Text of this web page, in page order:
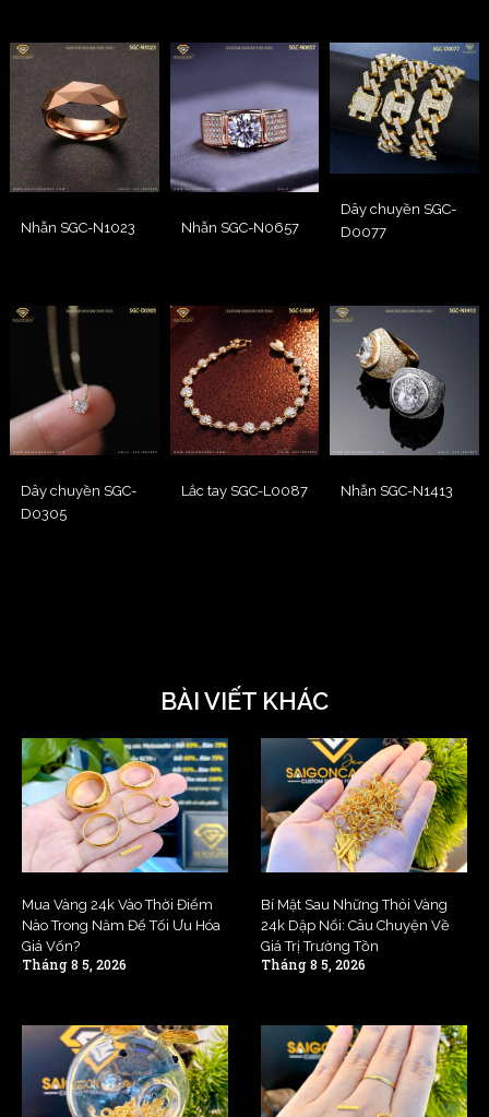
Nhẫn SGC-N1023 Nhẫn SGC-N0657
Dây chuyền SGC-
D0077
Dây chuyền SGC-
D0305
Lắc tay SGC-L0087 Nhẫn SGC-N1413
BÀI VIẾT KHÁC
Mua Vàng 24k Vào Thời Điểm
Nào Trong Năm Để Tối Ưu Hóa
Giá Vốn?
Tháng 8 5, 2026
Bí Mật Sau Những Thỏi Vàng
24k Dập Nổi: Câu Chuyện Về
Giá Trị Trường Tồn
Tháng 8 5, 2026